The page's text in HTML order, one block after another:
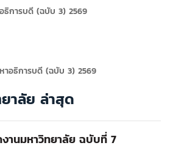
ธิการบดี (ฉบับ 3) 2569
าอธิการบดี (ฉบับ 3) 2569
าลัย ล่าสุด
านมหาวิทยาลัย ฉบับที่ 7